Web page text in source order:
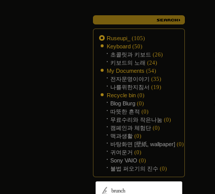
Ruseupi_ (105)
Keyboard (50)
초콜릿과 키보드 (26)
키보드의 노래 (24)
My Documents (54)
전자문명이야기 (35)
나를위한지침서 (19)
Recycle bin (0)
Blog Blurg (0)
따뜻한 흔적 (0)
무료수리와 작은나눔 (0)
캠페인과 체험단 (0)
맥과생활 (0)
바탕화면 [壁紙, wallpaper] (0)
귀여운거 (0)
Sony VAIO (0)
불법 퍼오기의 진수 (0)
brunch